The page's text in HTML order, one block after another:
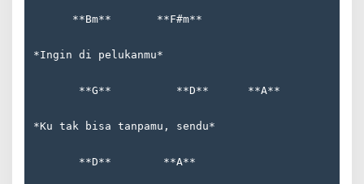
      **Bm**       **F#m**
*Ingin di pelukanmu*
       **G**          **D**      **A**
*Ku tak bisa tanpamu, sendu*
       **D**        **A**